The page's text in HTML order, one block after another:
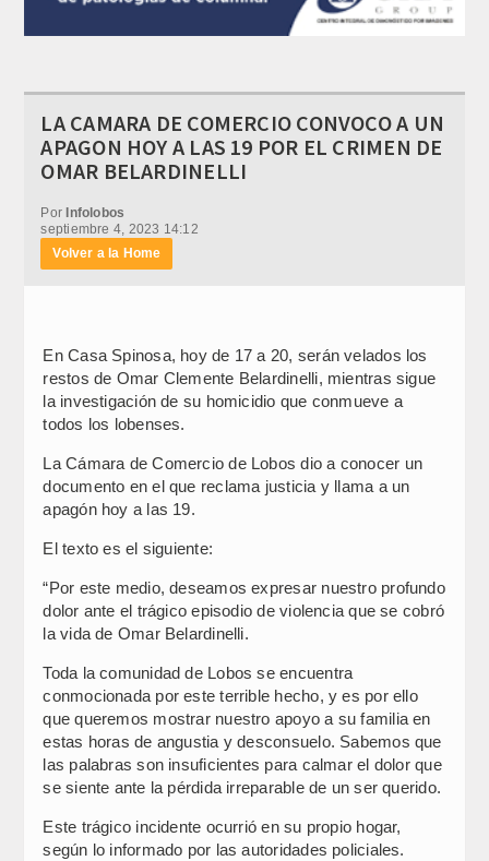
LA CAMARA DE COMERCIO CONVOCO A UN
APAGON HOY A LAS 19 POR EL CRIMEN DE
OMAR BELARDINELLI
PorInfolobos
septiembre 4, 2023 14:12
Volver a la Home
En Casa Spinosa, hoy de 17 a 20, serán velados los
restos de Omar Clemente Belardinelli, mientras sigue
la investigación de su homicidio que conmueve a
todos los lobenses.
La Cámara de Comercio de Lobos dio a conocer un
documento en el que reclama justicia y llama a un
apagón hoy a las 19.
El texto es el siguiente:
“Por este medio, deseamos expresar nuestro profundo
dolor ante el trágico episodio de violencia que se cobró
la vida de Omar Belardinelli.
Toda la comunidad de Lobos se encuentra
conmocionada por este terrible hecho, y es por ello
que queremos mostrar nuestro apoyo a su familia en
estas horas de angustia y desconsuelo. Sabemos que
las palabras son insuficientes para calmar el dolor que
se siente ante la pérdida irreparable de un ser querido.
Este trágico incidente ocurrió en su propio hogar,
según lo informado por las autoridades policiales.